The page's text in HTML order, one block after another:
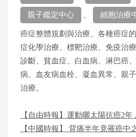
親子鑑定中心 細胞治療
癌症整體規劃與治療、各種癌症
症化學治療、標靶治療、免疫治
診斷、貧血症、白血病、淋巴癌
病、血友病血栓、凝血異常、親
治療。
【自由時報】運動曬太陽抗癌2年
【中國時報】 背痛半年竟罹癌中